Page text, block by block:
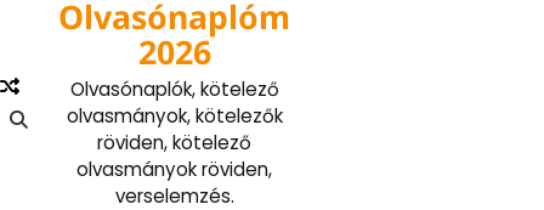
content
Olvasónaplóm
2026
Olvasónaplók, kötelező
olvasmányok, kötelezők
röviden, kötelező
olvasmányok röviden,
verselemzés.